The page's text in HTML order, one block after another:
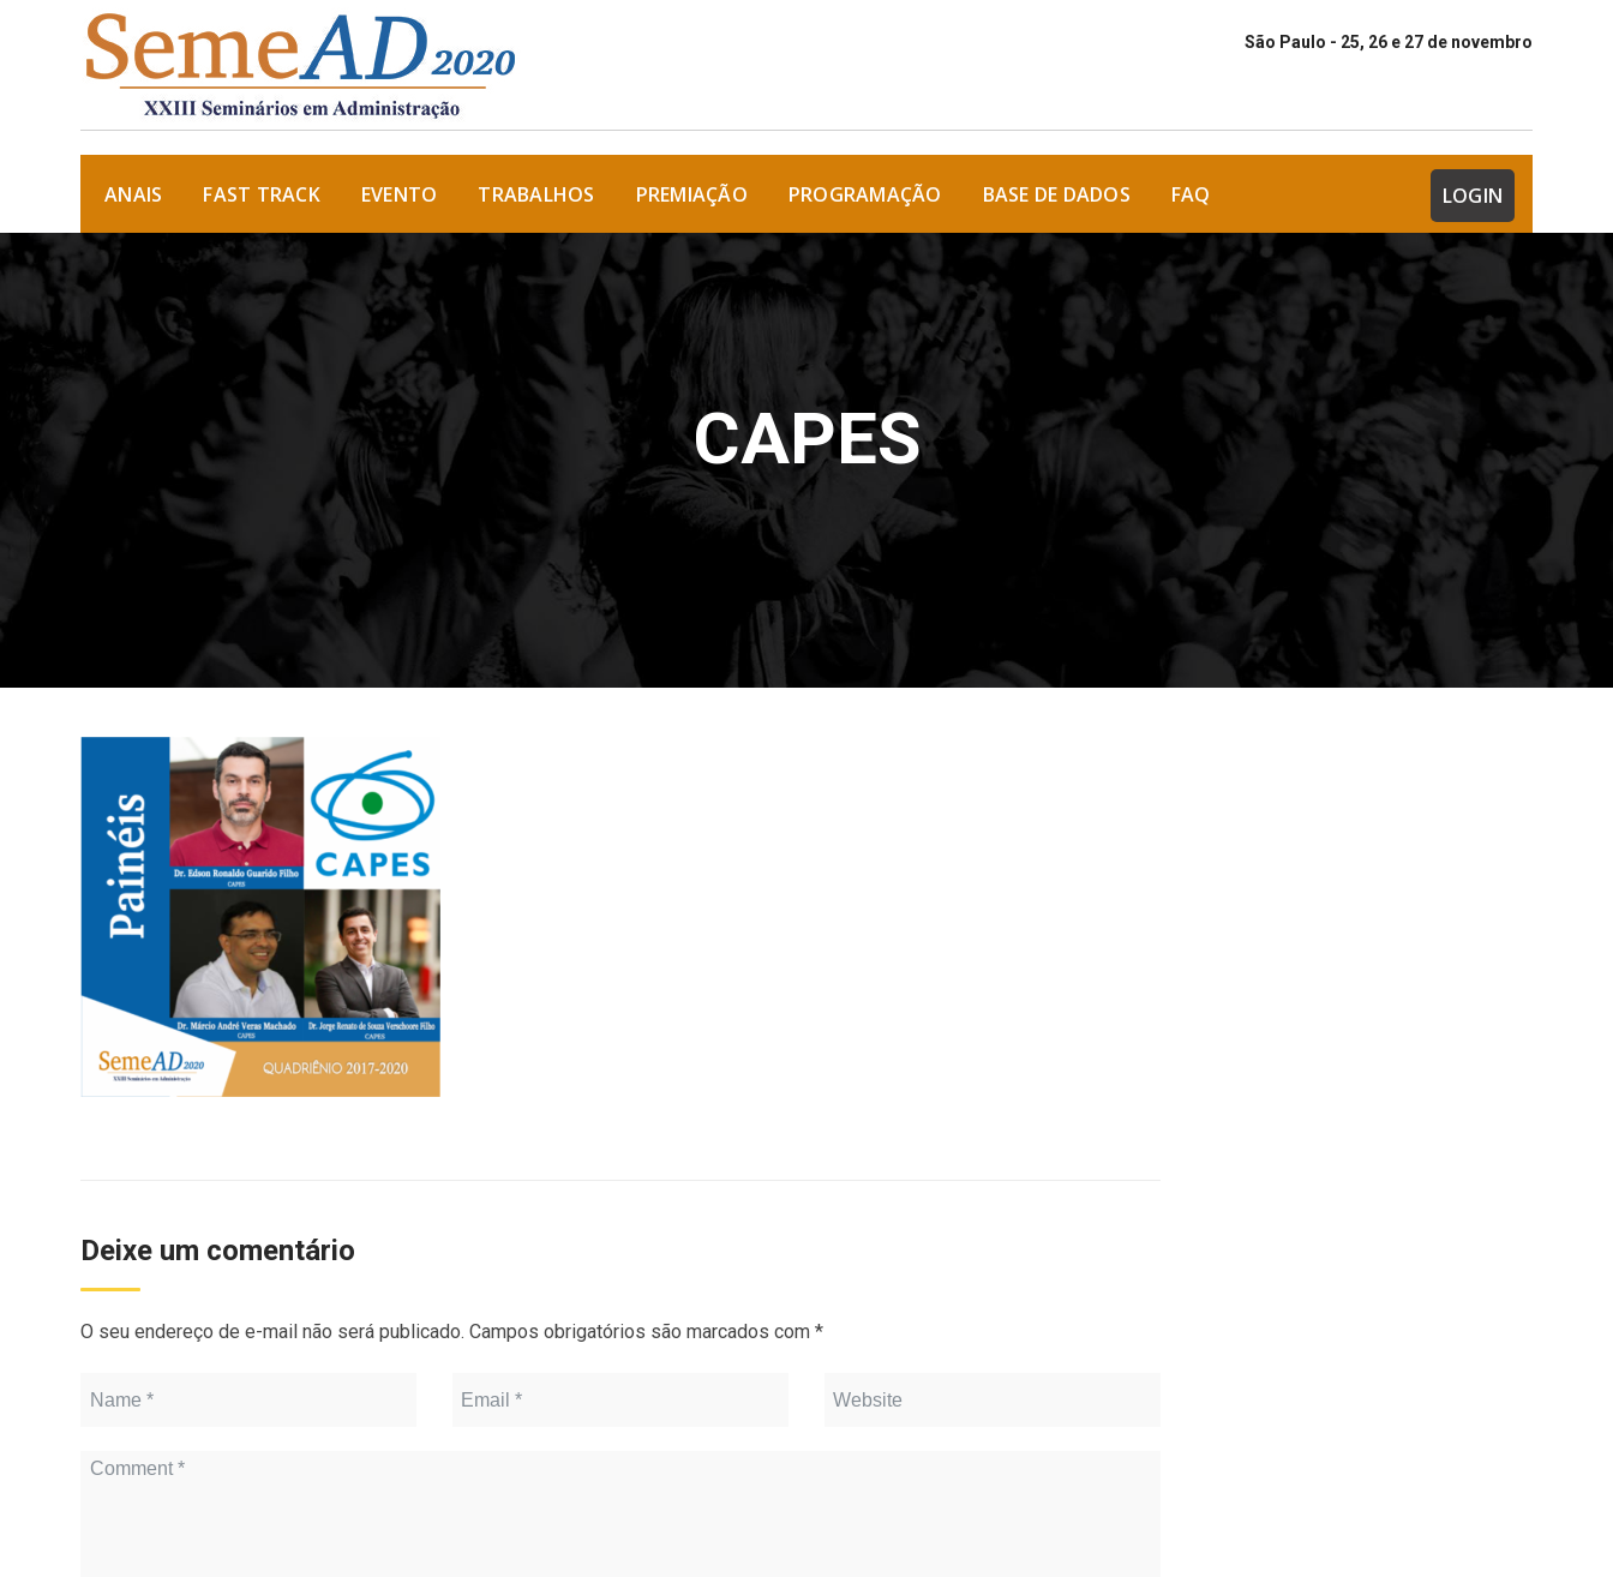
São Paulo - 25, 26 e 27 de novembro
ANAIS FAST TRACK EVENTO TRABALHOS PREMIAÇÃO PROGRAMAÇÃO BASE DE DADOS FAQ LOGIN
CAPES
Deixe um comentário
O seu endereço de e-mail não será publicado. Campos obrigatórios são marcados com *